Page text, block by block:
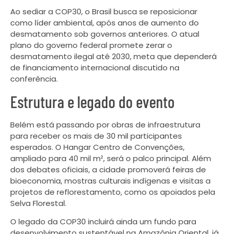
Ao sediar a COP30, o Brasil busca se reposicionar
como líder ambiental, após anos de aumento do
desmatamento sob governos anteriores. O atual
plano do governo federal promete zerar o
desmatamento ilegal até 2030, meta que dependerá
de financiamento internacional discutido na
conferência.
Estrutura e legado do evento
Belém está passando por obras de infraestrutura
para receber os mais de 30 mil participantes
esperados. O Hangar Centro de Convenções,
ampliado para 40 mil m², será o palco principal. Além
dos debates oficiais, a cidade promoverá feiras de
bioeconomia, mostras culturais indígenas e visitas a
projetos de reflorestamento, como os apoiados pela
Selva Florestal.
O legado da COP30 incluirá ainda um fundo para